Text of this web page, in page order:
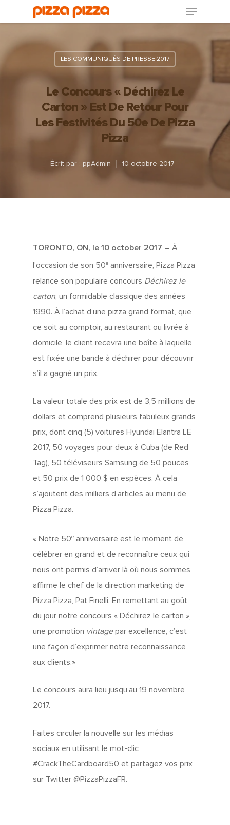
LES COMMUNIQUÉS DE PRESSE 2017
Le Concours « Déchirez Le
Carton » Est De Retour Pour
Les Festivités Du 50e De Pizza
Pizza
Écrit par : ppAdmin 10 octobre 2017
TORONTO, ON, le 10 october 2017 – À
l’occasion de son 50e anniversaire, Pizza Pizza
relance son populaire concours Déchirez le
carton , un formidable classique des années
1990. À l’achat d’une pizza grand format, que
ce soit au comptoir, au restaurant ou livrée à
domicile, le client recevra une boîte à laquelle
est fixée une bande à déchirer pour découvrir
s’il a gagné un prix.
La valeur totale des prix est de 3,5 millions de
dollars et comprend plusieurs fabuleux grands
prix, dont cinq (5) voitures Hyundai Elantra LE
2017, 50 voyages pour deux à Cuba (de Red
Tag), 50 téléviseurs Samsung de 50 pouces
et 50 prix de 1 000 $ en espèces. À cela
s’ajoutent des milliers d’articles au menu de
Pizza Pizza.
« Notre 50e anniversaire est le moment de
célébrer en grand et de reconnaître ceux qui
nous ont permis d’arriver là où nous sommes,
affirme le chef de la direction marketing de
Pizza Pizza, Pat Finelli. En remettant au goût
du jour notre concours « Déchirez le carton »,
une promotion vintagepar excellence, c’est
une façon d’exprimer notre reconnaissance
aux clients.»
Le concours aura lieu jusqu’au 19 novembre
2017.
Faites circuler la nouvelle sur les médias
sociaux en utilisant le mot-clic
#CrackTheCardboard50 et partagez vos prix
sur Twitter @PizzaPizzaFR.